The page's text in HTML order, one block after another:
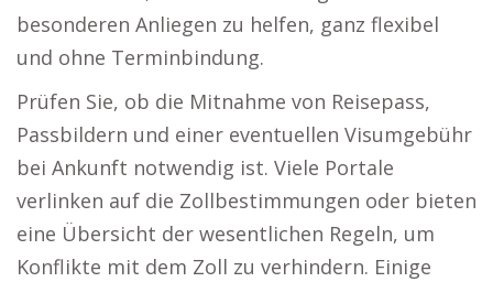
besonderen Anliegen zu helfen, ganz flexibel
und ohne Terminbindung.
Prüfen Sie, ob die Mitnahme von Reisepass,
Passbildern und einer eventuellen Visumgebühr
bei Ankunft notwendig ist. Viele Portale
verlinken auf die Zollbestimmungen oder bieten
eine Übersicht der wesentlichen Regeln, um
Konflikte mit dem Zoll zu verhindern. Einige